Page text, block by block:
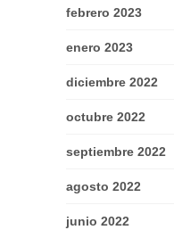
febrero 2023
enero 2023
diciembre 2022
octubre 2022
septiembre 2022
agosto 2022
junio 2022